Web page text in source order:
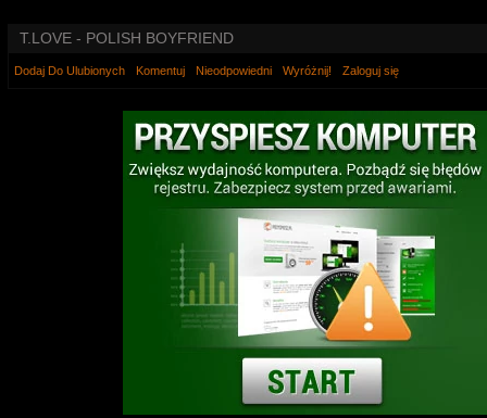
T.LOVE - POLISH BOYFRIEND
Dodaj Do Ulubionych Komentuj Nieodpowiedni Wyróżnij! Zaloguj się